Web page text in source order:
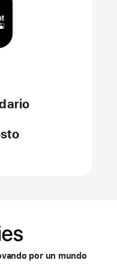
por un mundo